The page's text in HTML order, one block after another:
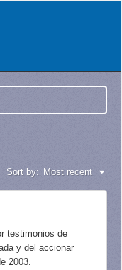
Sort by: Most recent
testimonios de
y del accionar
2003.